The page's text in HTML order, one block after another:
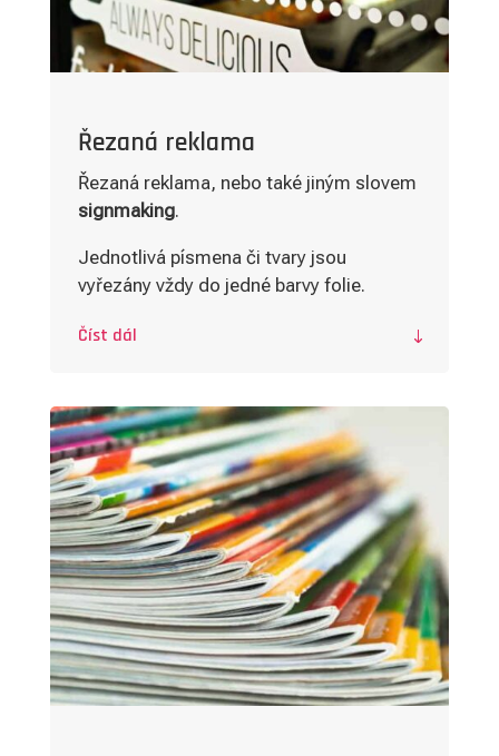

Řezaná reklama
Řezaná reklama, nebo také jiným slovem
signmaking.
Jednotlivá písmena či tvary jsou
vyřezány vždy do jedné barvy folie.
Číst dál
